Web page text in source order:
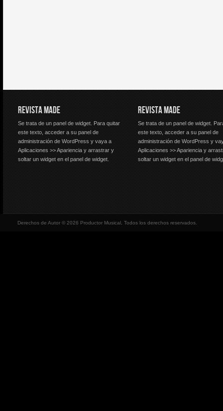
REVISTA MADE
Se trata de un panel de widget. Para quitar
este texto, acceder a su panel de
administración de WordPress y vaya a
Aplicaciones >> Apariencia y arrastrar y
soltar un widget en el panel de widget.
REVISTA MADE
Se trata de un panel de widget.
este texto, acceder a su panel de
administración de WordPress y
Aplicaciones >> Apariencia y
soltar un widget en el panel de
Derechos de Autor © 2026 Productor Musical, Todos los derechos reservados.